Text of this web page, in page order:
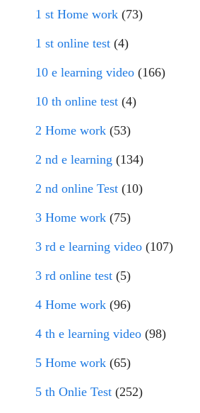
1 st Home work (73)
1 st online test (4)
10 e learning video (166)
10 th online test (4)
2 Home work (53)
2 nd e learning (134)
2 nd online Test (10)
3 Home work (75)
3 rd e learning video (107)
3 rd online test (5)
4 Home work (96)
4 th e learning video (98)
5 Home work (65)
5 th Onlie Test (252)